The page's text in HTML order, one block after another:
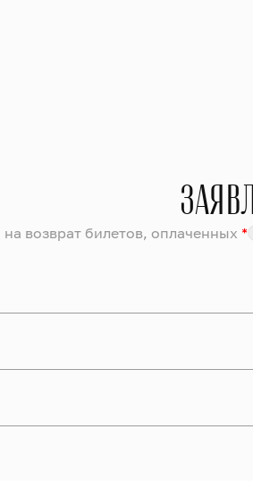
на возврат билетов, оплаченных *